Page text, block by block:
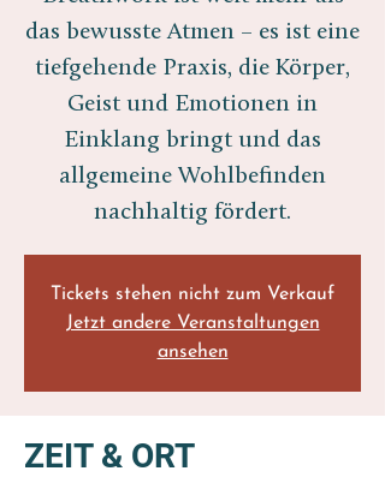
das bewusste Atmen – es ist eine
tiefgehende Praxis, die Körper,
Geist und Emotionen in
Einklang bringt und das
allgemeine Wohlbefinden
nachhaltig fördert.
Tickets stehen nicht zum Verkauf
Jetzt andere Veranstaltungen
ansehen
ZEIT & ORT